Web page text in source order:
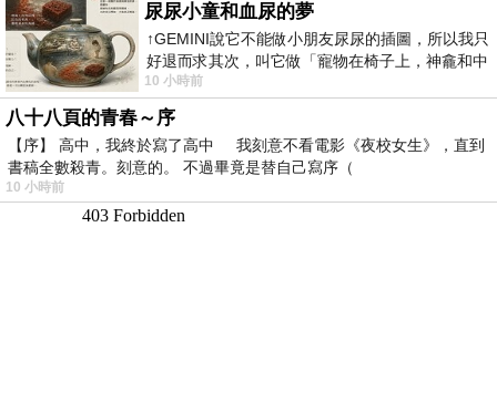
尿尿小童和血尿的夢
↑GEMINI說它不能做小朋友尿尿的插圖，所以我只
好退而求其次，叫它做「寵物在椅子上，神龕和中
年人臉孔」的畫了。 六月底
10 小時前
八十八頁的青春～序
【序】 高中，我終於寫了高中 我刻意不看電影《夜校女生》，直到
書稿全數殺青。刻意的。 不過畢竟是替自己寫序（
10 小時前